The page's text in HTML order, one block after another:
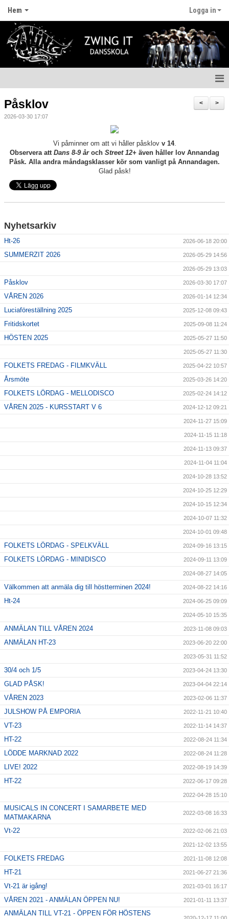
Hem Logga in
Hem
Nyheter
Fritidskortet
Våra lärare
Showcase
Media
Dansbutik
Folkets Fredag/Lördag
Vanliga frågor
Blogg
>
<
Påsklov
2026-03-30 17:07
Vi påminner om att vi håller påsklov v 14.
Observera att Dans 8-9 åroch Street 12+ även håller lov Annandag
Påsk. Alla andra måndagsklasser kör som vanligt på Annandagen.
Glad påsk!
Nyhetsarkiv
Ht-26 2026-06-18 20:00
SUMMERZIT 2026 2026-05-29 14:56
2026-05-29 13:03
Påsklov 2026-03-30 17:07
VÅREN 2026 2026-01-14 12:34
Luciaföreställning 2025 2025-12-08 09:43
Fritidskortet 2025-09-08 11:24
HÖSTEN 2025 2025-05-27 11:50
2025-05-27 11:30
FOLKETS FREDAG - FILMKVÄLL 2025-04-22 10:57
Årsmöte 2025-03-26 14:20
FOLKETS LÖRDAG - MELLODISCO 2025-02-24 14:12
VÅREN 2025 - KURSSTART V 6 2024-12-12 09:21
2024-11-27 15:09
2024-11-15 11:18
2024-11-13 09:37
2024-11-04 11:04
2024-10-28 13:52
2024-10-25 12:29
2024-10-15 12:34
2024-10-07 11:32
2024-10-01 09:48
FOLKETS LÖRDAG - SPELKVÄLL 2024-09-16 13:15
FOLKETS LÖRDAG - MINIDISCO 2024-09-11 13:09
2024-08-27 14:05
Välkommen att anmäla dig till höstterminen 2024! 2024-08-22 14:16
Ht-24 2024-06-25 09:09
2024-05-10 15:35
ANMÄLAN TILL VÅREN 2024 2023-11-08 09:03
ANMÄLAN HT-23 2023-06-20 22:00
2023-05-31 11:52
30/4 och 1/5 2023-04-24 13:30
GLAD PÅSK! 2023-04-04 22:14
VÅREN 2023 2023-02-06 11:37
JULSHOW PÅ EMPORIA 2022-11-21 10:40
VT-23 2022-11-14 14:37
HT-22 2022-08-24 11:34
LÖDDE MARKNAD 2022 2022-08-24 11:28
LIVE! 2022 2022-08-19 14:39
HT-22 2022-06-17 09:28
2022-04-28 15:10
MUSICALS IN CONCERT I SAMARBETE MED
MATMAKARNA
2022-03-08 16:33
Vt-22 2022-02-06 21:03
2021-12-02 13:55
FOLKETS FREDAG 2021-11-08 12:08
HT-21 2021-06-27 21:36
Vt-21 är igång! 2021-03-01 16:17
VÅREN 2021 - ANMÄLAN ÖPPEN NU! 2021-01-11 13:37
ANMÄLAN TILL VT-21 - ÖPPEN FÖR HÖSTENS